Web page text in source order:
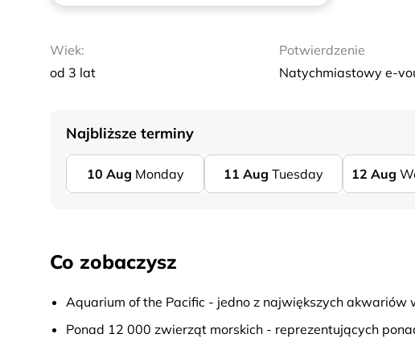
Wiek:
od 3 lat
Potwierdzenie
Natychmiastowy e-
Najbliższe terminy
10 Aug Monday 11 Aug Tuesday 12 Aug
Co zobaczysz
Aquarium of the Pacific - jedno z największych akwariów
Ponad 12 000 zwierząt morskich - reprezentujących